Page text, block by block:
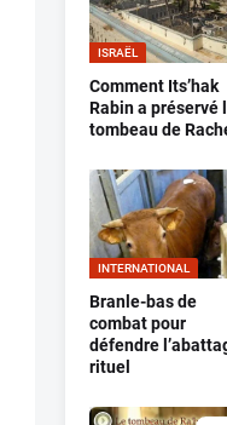
ISRAËL
Comment Its’hak
Rabin a préservé
tombeau de
INTERNATIONAL
Branle-bas de
combat pour
défendre
rituel